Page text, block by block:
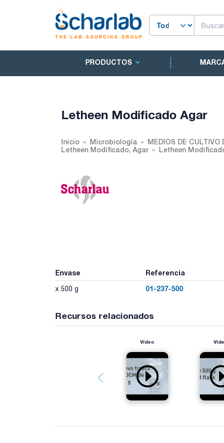
PRODUCTOS
Letheen Modificado Agar
Inicio Microbiología
MEDIOS DE CULTIVO
Letheen Modificado, Agar
Letheen
Envase Referencia
x 500 g 01-237-500
Recursos relacionados
Vídeo